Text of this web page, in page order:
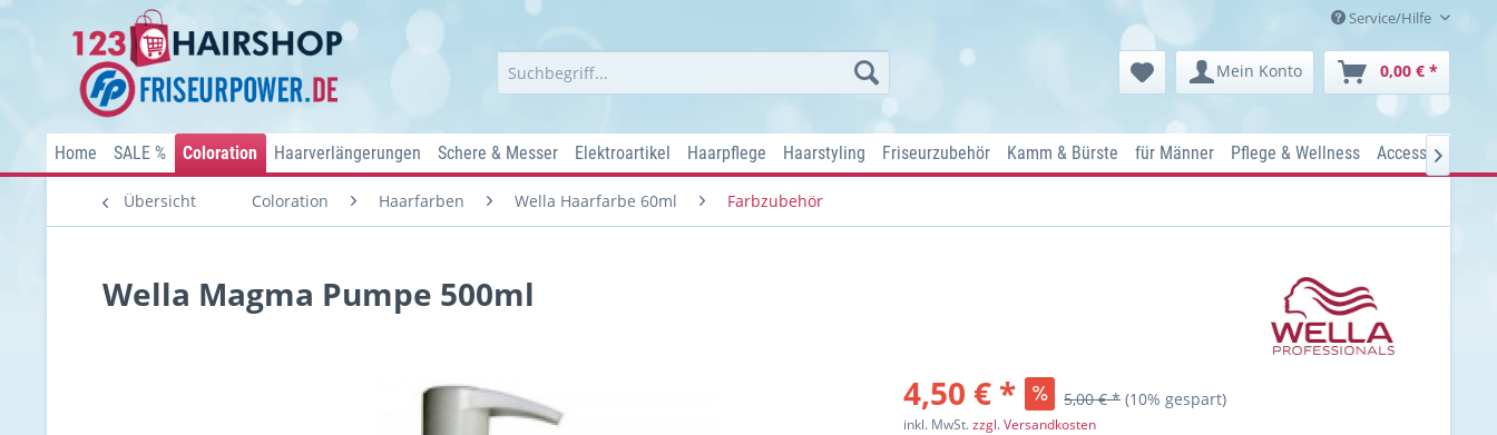
Service/Hilfe
Mein Konto 0,00 € *
Home SALE % Coloration Haarverlängerungen Schere & Messer Elektroartikel Haarpflege Haarstyling Friseurzubehör Kamm & Bürste für Männer Pflege & Wellness Accessoires

Übersicht Coloration Haarfarben Wella Haarfarbe 60ml Farbzubehör
Wella Magma Pumpe 500ml
4,50 € * 5,00 € * (10% gespart)
inkl. MwSt.zzgl. Versandkosten